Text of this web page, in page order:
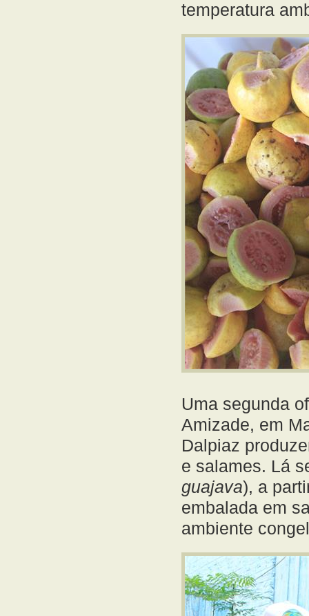
temperatura
Uma segunda
Amizade, em
Dalpiaz
e salames. Lá
guajava), a
embalada em
ambiente